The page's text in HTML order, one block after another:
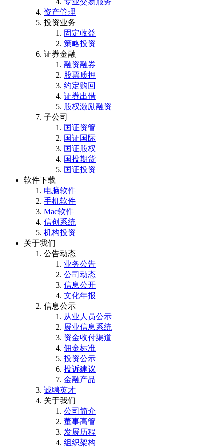
资产管理
投资业务
固定收益
策略投资
证券金融
融资融券
股票质押
约定购回
证券出借
股权激励融资
子公司
国证资管
国证国际
国证股权
国投期货
国证投资
软件下载
电脑软件
手机软件
Mac软件
信创系统
机构投资
关于我们
公告动态
业务公告
公司动态
信息公开
文化年报
信息公示
从业人员公示
展业信息系统
资金收付渠道
佣金标准
投资公示
投诉建议
金融产品
诚聘英才
关于我们
公司简介
董事高管
发展历程
组织架构